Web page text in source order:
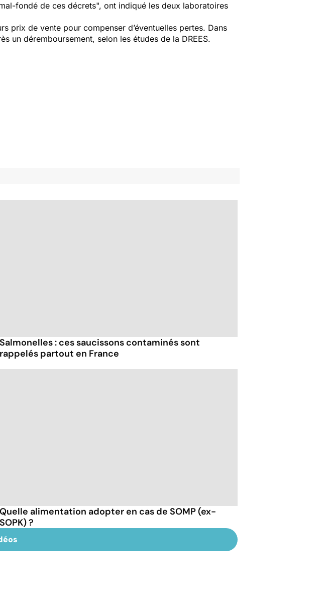
fondé de ces décrets", ont indiqué les deux laboratoires
prix de vente pour compenser d’éventuelles pertes. Dans
un déremboursement, selon les études de la DREES.
Salmonelles : ces saucissons contaminés sont
rappelés partout en France
Quelle alimentation adopter en cas de SOMP (ex-
SOPK) ?